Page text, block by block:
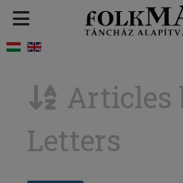
Articles
Letters